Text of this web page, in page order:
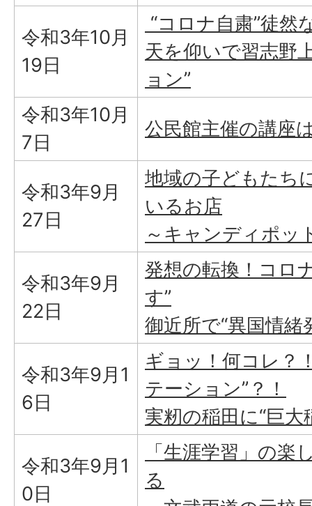
令和3年10月
19日
“コロナ自粛”徒然
天を仰いで習志野
ョン”
令和3年10月
7日
公民館主催の講座
令和3年9月
27日
地域の子どもたち
いるお店
～キャンディポッ
令和3年9月
22日
発想の転換！コロ
す”
御近所で“異国情緒
令和3年9月1
6日
ギョッ！何コレ？
テーション”？！
実籾の稲田に“巨大
令和3年9月1
0日
「生涯学習」の楽
る